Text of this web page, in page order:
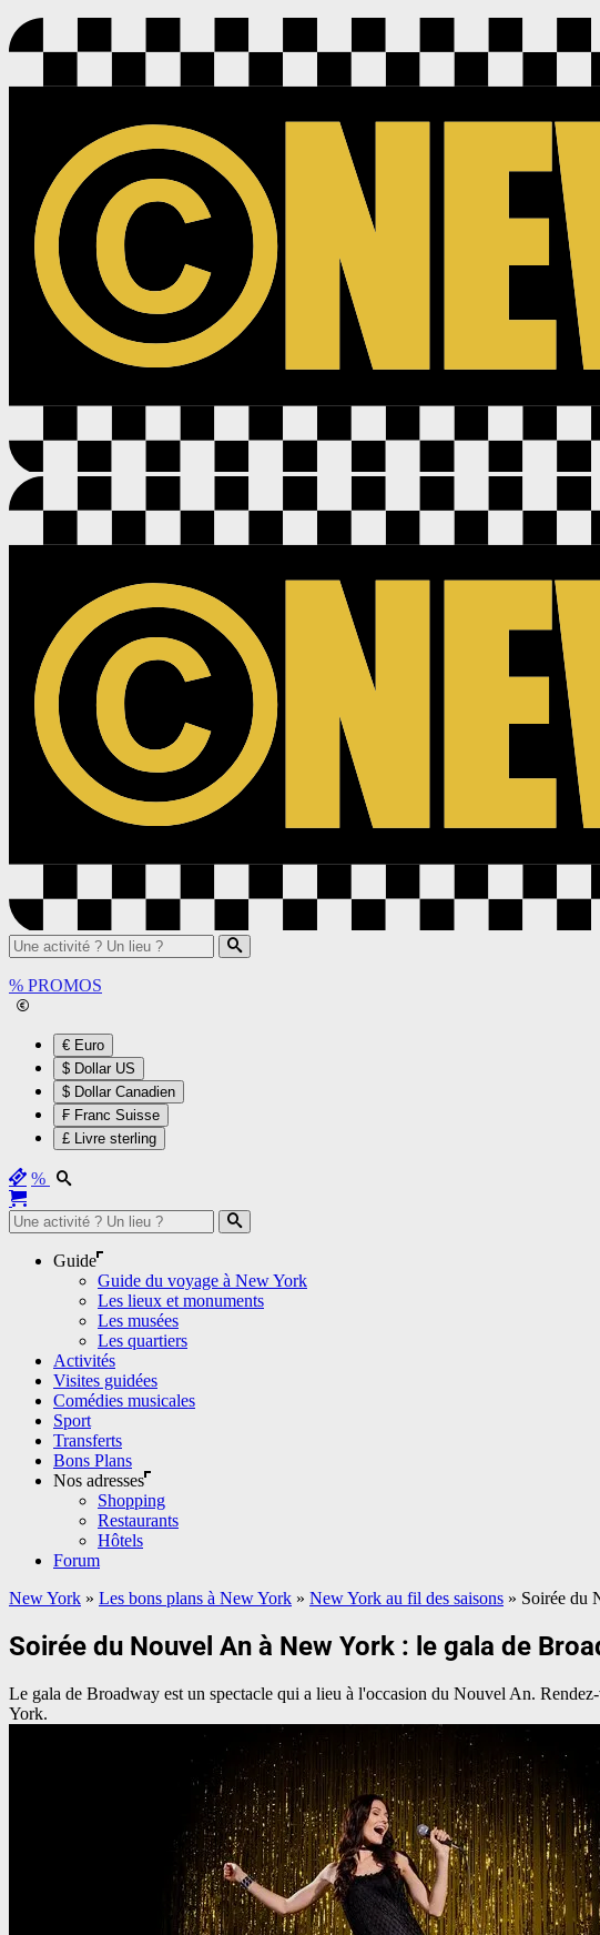
% PROMOS
€ Euro
$ Dollar US
$ Dollar Canadien
₣ Franc Suisse
£ Livre sterling
%
Guide
Guide du voyage à New York
Les lieux et monuments
Les musées
Les quartiers
Activités
Visites guidées
Comédies musicales
Sport
Transferts
Bons Plans
Nos adresses
Shopping
Restaurants
Hôtels
Forum
New York » Les bons plans à New York » New York au fil des saisons » Soirée du
Soirée du Nouvel An à New York : le gala de
Le gala de Broadway est un spectacle qui a lieu à l'occasion du Nouvel An.
York.